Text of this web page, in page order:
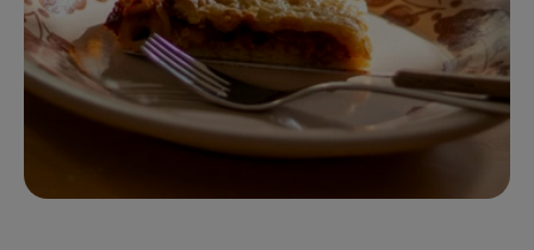
Ökokisten
Obst & Gemüse
Kühltheke